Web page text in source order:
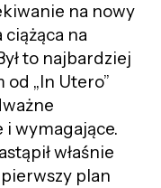
na nowy
ciążąca na
to najbardziej
„In Utero”
wymagające.
właśnie
pierwszy plan